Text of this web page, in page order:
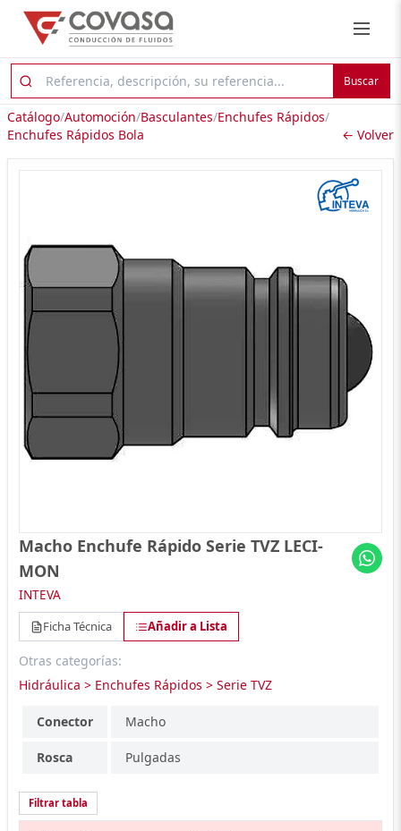
Buscar
Catálogo/Automoción/Basculantes/Enchufes Rápidos/
Enchufes Rápidos Bola
← Volver
Macho Enchufe Rápido Serie TVZ LECI-
MON
INTEVA
Ficha Técnica Añadir a Lista
Otras categorías:
Hidráulica > Enchufes Rápidos > Serie TVZ
Conector Macho
Rosca Pulgadas
Filtrar tabla